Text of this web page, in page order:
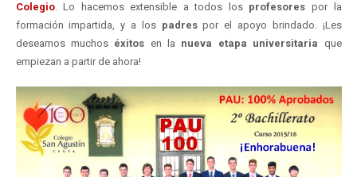
Colegio. Lo hacemos extensible a todos los profesores por la
formación impartida, y a los padrespor el apoyo brindado. ¡Les
deseamos muchos éxitos en la nueva etapa universitaria que
empiezan a partir de ahora!